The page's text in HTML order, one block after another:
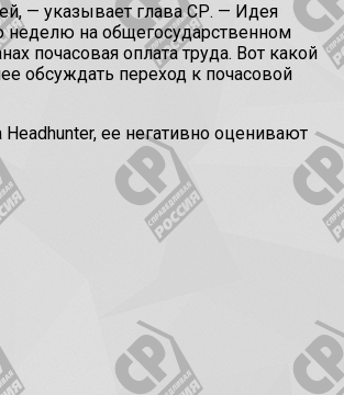
— указывает глава СР. — Идея
неделю на общегосударственном
почасовая оплата труда. Вот какой
обсуждать переход к почасовой
ее негативно оценивают